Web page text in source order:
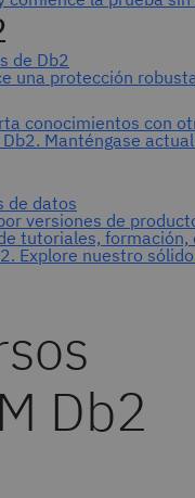
Db2